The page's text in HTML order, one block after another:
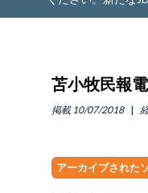
苫小牧民報
掲載 10/07/2018
アーカイブされた